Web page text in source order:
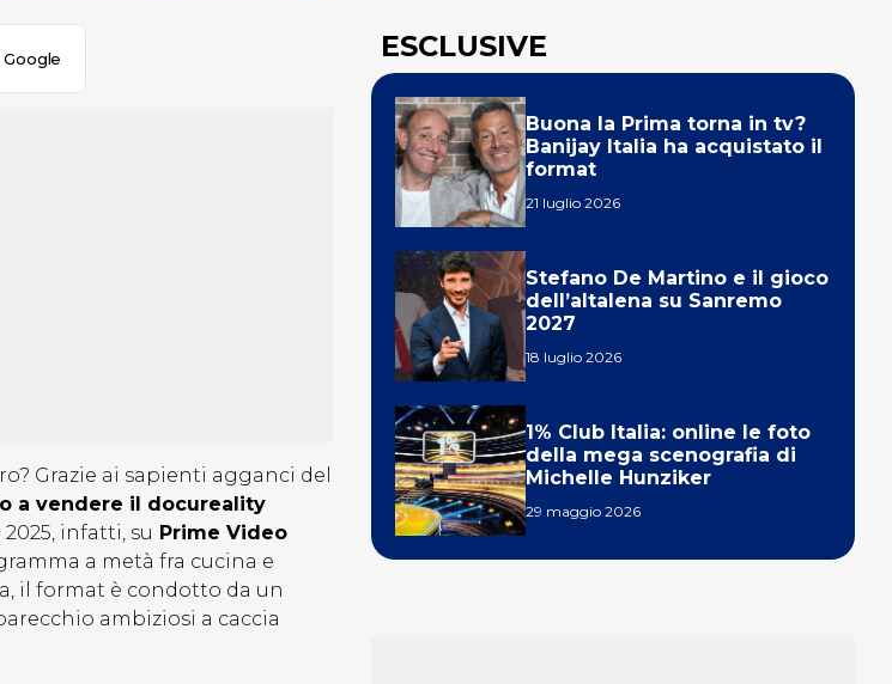
Grazie ai sapienti agganci del
a vendere il docureality
infatti, su Prime Video
a metà fra cucina e
il format è condotto da un
ambiziosi a caccia
ESCLUSIVE
Buona la Prima torna in tv?
Banijay Italia ha acquistato il
format
21 luglio 2026
Stefano De Martino e il gioco
dell’altalena su Sanremo
2027
18 luglio 2026
1% Club Italia: online le foto
della mega scenografia di
Michelle Hunziker
29 maggio 2026